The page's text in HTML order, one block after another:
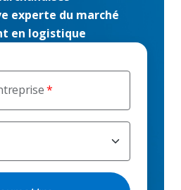
experte du marché
en logistique